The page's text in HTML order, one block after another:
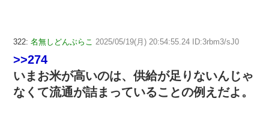
322: 名無しどんぶらこ 2025/05/19(月) 20:54:55.24 ID:3rbm3/sJ0
>>274
いまお米が高いのは、供給が足りないんじゃ
なくて流通が詰まっていることの例えだよ。